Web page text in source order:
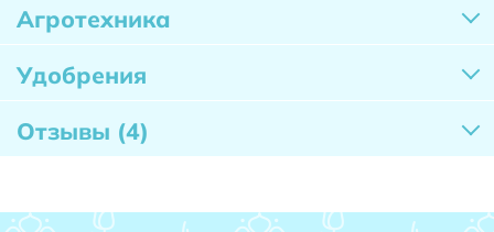
Агротехника
Удобрения
Отзывы (4)